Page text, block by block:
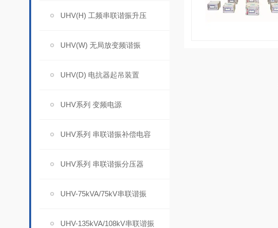
UHV(H) 工频串联谐振升压
UHV(W) 无局放变频谐振
UHV(D) 电抗器起吊装置
UHV系列 变频电源
UHV系列 串联谐振补偿电容
UHV系列 串联谐振分压器
UHV-75kVA/75kV串联谐振
UHV-135kVA/108kV串联谐振